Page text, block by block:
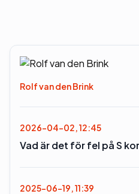
Rolf van den Brink
2026-04-02, 12:45
Vad är det för fel på S
2025-06-19, 11:39